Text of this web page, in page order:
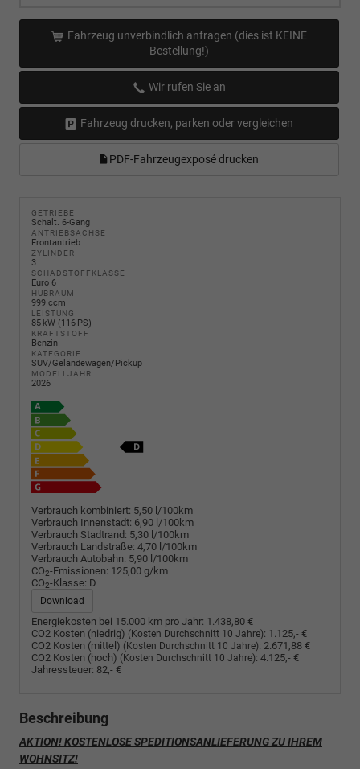
Fahrzeug unverbindlich anfragen (dies ist KEINE
Bestellung!)
Wir rufen Sie an
Fahrzeug drucken, parken oder vergleichen
PDF-Fahrzeugexposé drucken
GETRIEBE
Schalt. 6-Gang
ANTRIEBSACHSE
Frontantrieb
ZYLINDER
3
SCHADSTOFFKLASSE
Euro 6
HUBRAUM
999 ccm
LEISTUNG
85 kW (116 PS)
KRAFTSTOFF
Benzin
KATEGORIE
SUV/Geländewagen/Pickup
MODELLJAHR
2026
Verbrauch kombiniert: 5,50 l/100km
Verbrauch Innenstadt: 6,90 l/100km
Verbrauch Stadtrand: 5,30 l/100km
Verbrauch Landstraße: 4,70 l/100km
Verbrauch Autobahn: 5,90 l/100km
CO2-Emissionen: 125,00 g/km
CO2-Klasse: D
Download
Energiekosten bei 15.000 km pro Jahr: 1.438,80 €
CO2 Kosten (niedrig) (Kosten Durchschnitt 10 Jahre): 1.125,- €
CO2 Kosten (mittel) (Kosten Durchschnitt 10 Jahre): 2.671,88 €
CO2 Kosten (hoch) (Kosten Durchschnitt 10 Jahre): 4.125,- €
Jahressteuer: 82,- €
Beschreibung
AKTION! KOSTENLOSE SPEDITIONSANLIEFERUNG ZU IHREM
WOHNSITZ!